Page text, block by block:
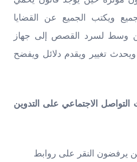
ويكتب الجميع عن القضايا
وسط لسرد القصص إلى جهاز
تغيير ويقدم دلائل ويفضح
الاجتماعي على التدوين
يرفضون النقر على روابط